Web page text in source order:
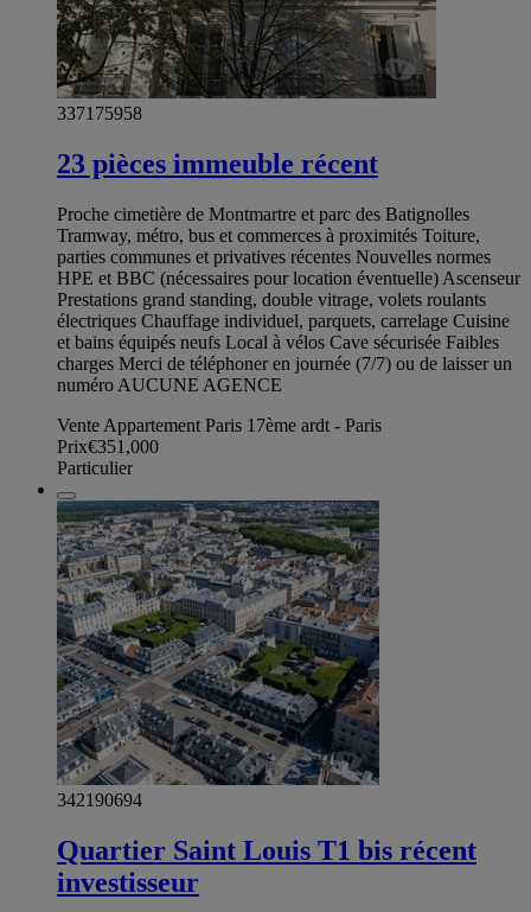
337175958
23 pièces immeuble récent
Proche cimetière de Montmartre et parc des Batignolles
Tramway, métro, bus et commerces à proximités Toiture,
parties communes et privatives récentes Nouvelles normes
HPE et BBC (nécessaires pour location éventuelle) Ascenseur
Prestations grand standing, double vitrage, volets roulants
électriques Chauffage individuel, parquets, carrelage Cuisine
et bains équipés neufs Local à vélos Cave sécurisée Faibles
charges Merci de téléphoner en journée (7/7) ou de laisser un
numéro AUCUNE AGENCE
Vente Appartement Paris 17ème ardt - Paris
Prix€351,000
Particulier
342190694
Quartier Saint Louis T1 bis récent
investisseur